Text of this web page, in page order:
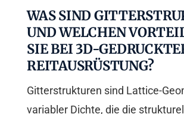
WAS SIND
UND WELCHEN
SIE BEI 3D-
REITAUSRÜSTUNG?
Gitterstrukturen sind Lattice-
variabler Dichte, die die